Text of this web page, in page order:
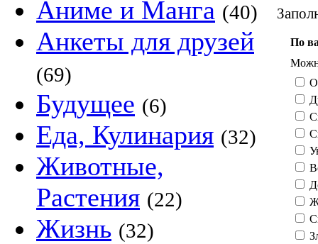
Аниме и Манга (40)
Анкеты для друзей
(69)
Будущее (6)
Еда, Кулинария (32)
Животные,
Растения (22)
Жизнь (32)
По